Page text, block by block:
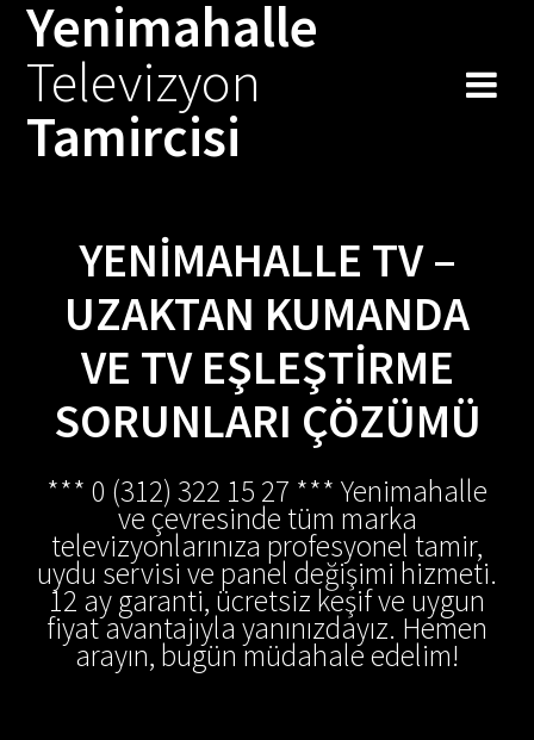
Skip
to
Yenimahalle
Televizyon
Tamircisi
YENIMAHALLE TV –
UZAKTAN KUMANDA
VE TV EŞLEŞTIRME
SORUNLARI ÇÖZÜMÜ
*** 0 (312) 322 15 27 *** Yenimahalle
ve çevresinde tüm marka
televizyonlarınıza profesyonel tamir,
uydu servisi ve panel değişimi hizmeti.
12 ay garanti, ücretsiz keşif ve uygun
fiyat avantajıyla yanınızdayız. Hemen
arayın, bugün müdahale edelim!